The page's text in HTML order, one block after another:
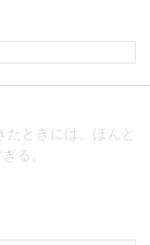
たときには、ほんと
る。